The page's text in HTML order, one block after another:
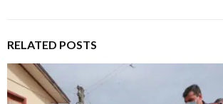
RELATED POSTS